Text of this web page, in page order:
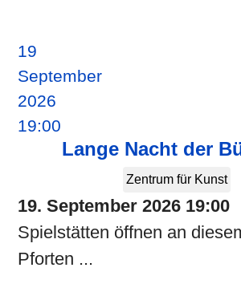
19
September
2026
19:00
Lange Nacht der
Zentrum für Kunst
19. September 2026 19:00
Spielstätten öffnen an
Pforten ...